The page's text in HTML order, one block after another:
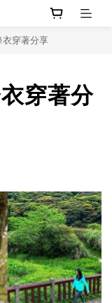
穿著分享
穿著分